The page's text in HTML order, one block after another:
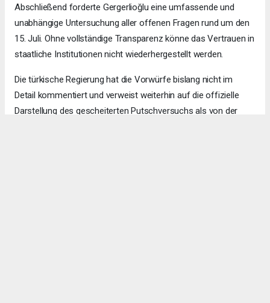
Abschließend forderte Gergerlioğlu eine umfassende und
unabhängige Untersuchung aller offenen Fragen rund um den
15. Juli. Ohne vollständige Transparenz könne das Vertrauen in
staatliche Institutionen nicht wiederhergestellt werden.
Die türkische Regierung hat die Vorwürfe bislang nicht im
Detail kommentiert und verweist weiterhin auf die offizielle
Darstellung des gescheiterten Putschversuchs als von der